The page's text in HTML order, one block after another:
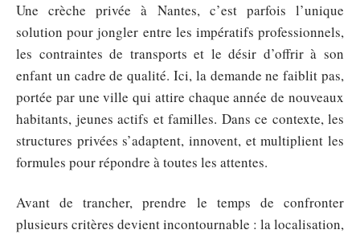
Une crèche privée à Nantes, c’est parfois l’unique
solution pour jongler entre les impératifs professionnels,
les contraintes de transports et le désir d’offrir à son
enfant un cadre de qualité. Ici, la demande ne faiblit pas,
portée par une ville qui attire chaque année de nouveaux
habitants, jeunes actifs et familles. Dans ce contexte, les
structures privées s’adaptent, innovent, et multiplient les
formules pour répondre à toutes les attentes.
Avant de trancher, prendre le temps de confronter
plusieurs critères devient incontournable : la localisation,